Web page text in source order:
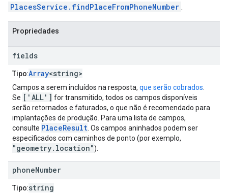
PlacesService.findPlaceFromPhoneNumber .
Propriedades
fields
Tipo:Array<string>
Campos a serem incluídos na resposta, que serão cobrados
Se ['ALL'] for transmitido, todos os campos disponíveis
serão retornados e faturados, o que não é recomendado para
implantações de produção. Para uma lista de campos,
consulte PlaceResult . Os campos aninhados podem ser
especificados com caminhos de ponto (por exemplo,
"geometry.location").
phoneNumber
Tipo:string